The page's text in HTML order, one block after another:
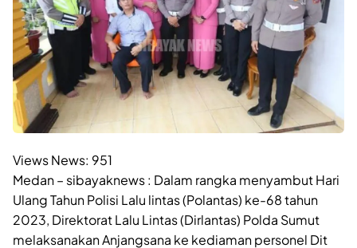
Views News: 951
Medan – sibayaknews : Dalam rangka menyambut Hari
Ulang Tahun Polisi Lalu lintas (Polantas) ke-68 tahun
2023, Direktorat Lalu Lintas (Dirlantas) Polda Sumut
melaksanakan Anjangsana ke kediaman personel Dit